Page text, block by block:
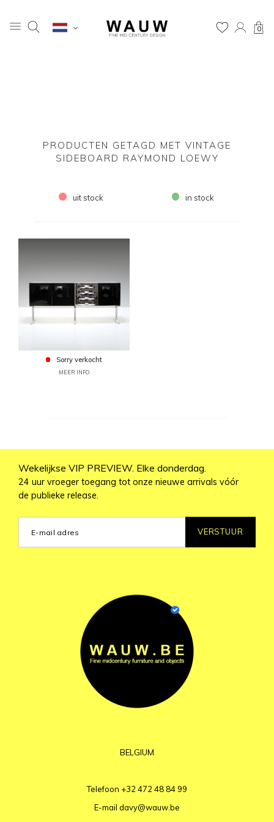
0
PRODUCTEN GETAGD MET VINTAGE
SIDEBOARD RAYMOND LOEWY
uit stock in stock
Sorry verkocht
MEER INFO
Wekelijkse VIP PREVIEW. Elke donderdag.
24 uur vroeger toegang tot onze nieuwe arrivals vóór
de publieke release.
VERSTUUR
BELGIUM
Telefoon +32 472 48 84 99
E-mail davy@wauw.be